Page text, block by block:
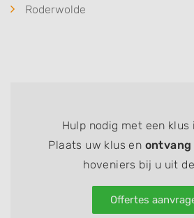
Roderwolde
Hulp nodig met een klus
Plaats uw klus en
hoveniers bij u uit
Offertes